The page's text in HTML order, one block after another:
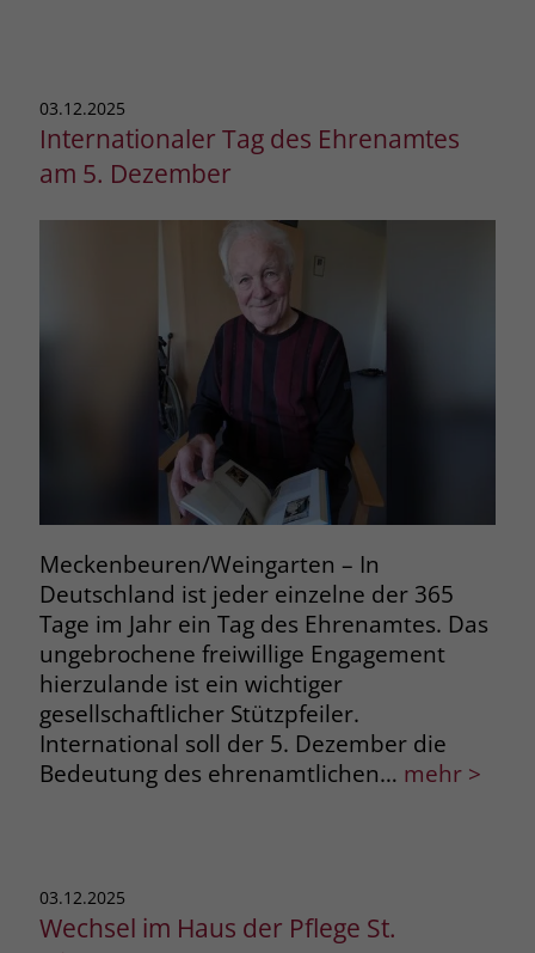
03.12.2025
Internationaler Tag des Ehrenamtes
am 5. Dezember
Meckenbeuren/Weingarten – In
Deutschland ist jeder einzelne der 365
Tage im Jahr ein Tag des Ehrenamtes. Das
ungebrochene freiwillige Engagement
hierzulande ist ein wichtiger
gesellschaftlicher Stützpfeiler.
International soll der 5. Dezember die
Bedeutung des ehrenamtlichen… mehr >
03.12.2025
Wechsel im Haus der Pflege St.